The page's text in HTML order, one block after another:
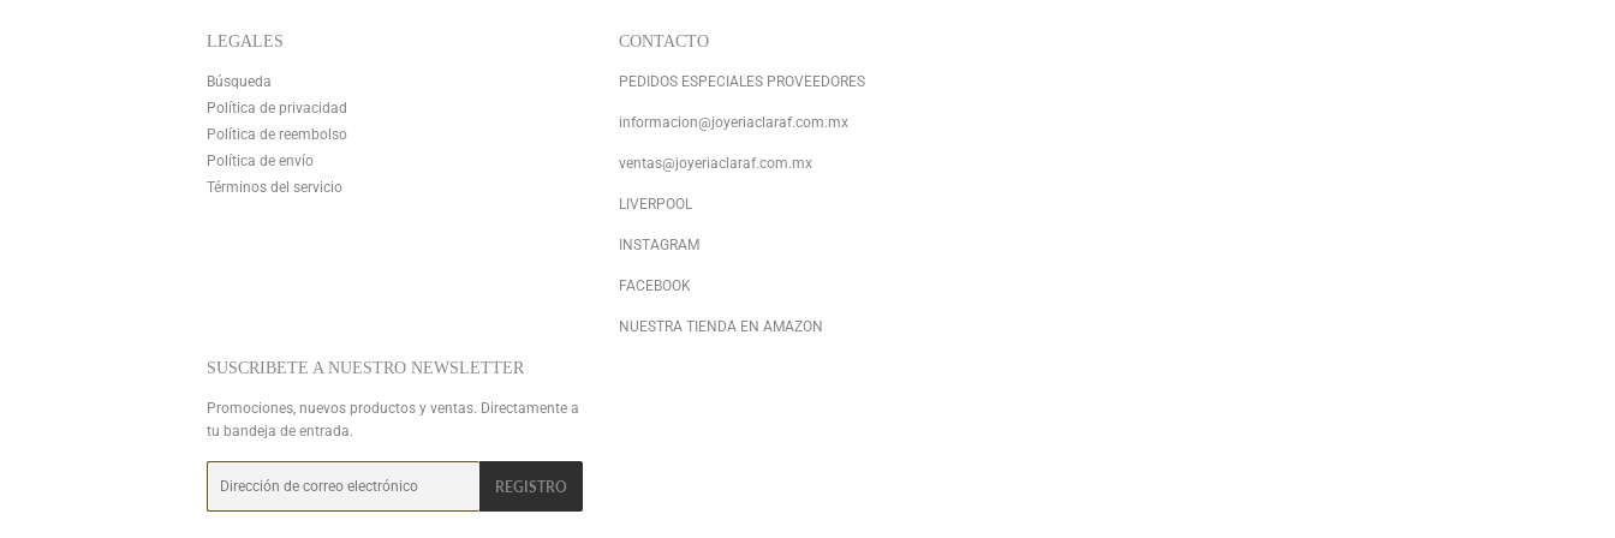
LEGALES
Búsqueda
Política de privacidad
Política de reembolso
Política de envío
Términos del servicio
CONTACTO
PEDIDOS ESPECIALES PROVEEDORES
informacion@joyeriaclaraf.com.mx
ventas@joyeriaclaraf.com.mx
LIVERPOOL
INSTAGRAM
FACEBOOK
NUESTRA TIENDA EN AMAZON
SUSCRIBETE A NUESTRO NEWSLETTER
Promociones, nuevos productos y ventas. Directamente a
tu bandeja de entrada.
REGISTRO